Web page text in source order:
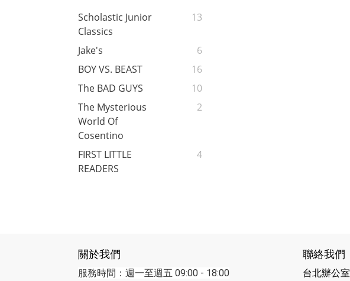
Scholastic Junior
Classics
13
Jake's
6
BOY VS. BEAST
16
The BAD GUYS
10
The Mysterious
World Of
Cosentino
2
FIRST LITTLE
READERS
4
關於我們
服務時間：週一至週五 09:00 - 18:00
聯絡我們
台北辦公室